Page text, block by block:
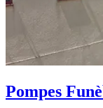
Pompes